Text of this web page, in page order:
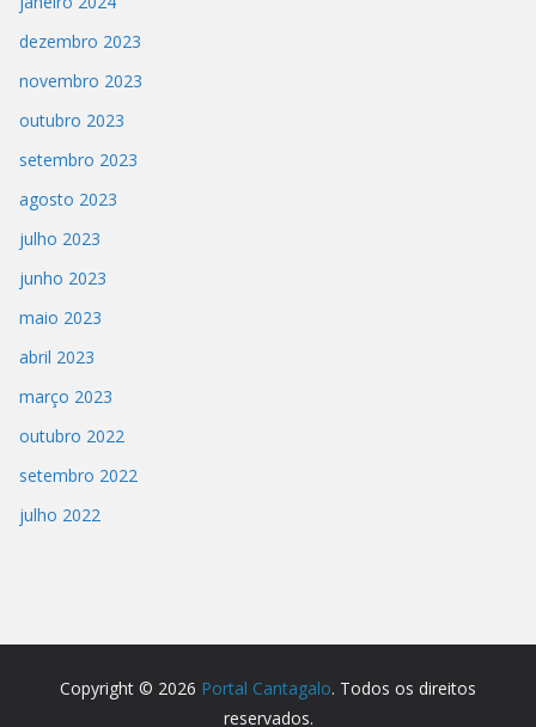
dezembro 2023
novembro 2023
outubro 2023
setembro 2023
agosto 2023
julho 2023
junho 2023
maio 2023
abril 2023
março 2023
outubro 2022
setembro 2022
julho 2022
Copyright © 2026 Portal Cantagalo. Todos os direitos
reservados.